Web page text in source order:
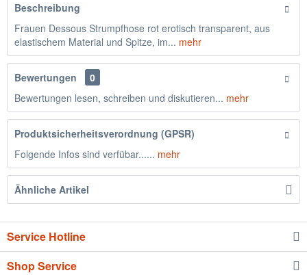
Beschreibung
Frauen Dessous Strumpfhose rot erotisch transparent, aus
elastischem Material und Spitze, im... mehr
Bewertungen
0
Bewertungen lesen, schreiben und diskutieren... mehr
Produktsicherheitsverordnung (GPSR)
Folgende Infos sind verfübar...... mehr
Ähnliche Artikel
Service Hotline
Shop Service